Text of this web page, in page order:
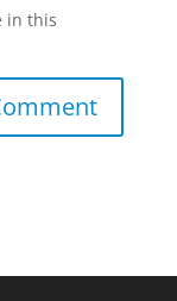
in this